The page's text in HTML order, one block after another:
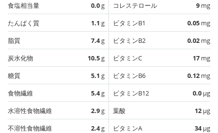
食塩相当量
0.0g
たんぱく質
1.1 g
脂質
7.4g
炭水化物
10.5g
糖質
5.1 g
食物繊維
5.4g
水溶性食物繊維
2.9g
不溶性食物繊維
2.4g
コレステロール
9 mg
ビタミンB1
0.05 mg
ビタミンB2
0.02 mg
ビタミンC
17 mg
ビタミンB6
0.12 mg
ビタミンB12
0.0 µg
葉酸
12 µg
ビタミンA
34µg